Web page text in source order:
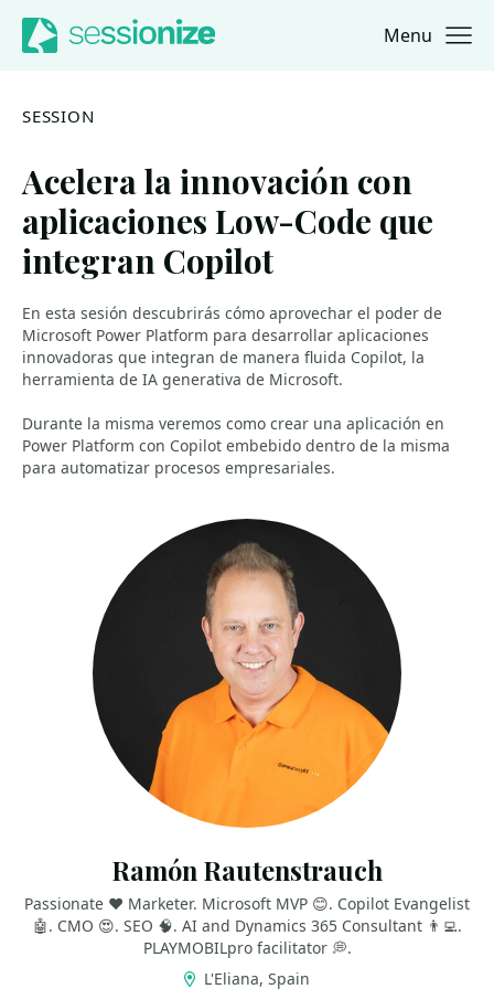
Jump to navigation
Jump to content Menu
SESSION
Acelera la innovación con
aplicaciones Low-Code que
integran Copilot
En esta sesión descubrirás cómo aprovechar el poder de
Microsoft Power Platform para desarrollar aplicaciones
innovadoras que integran de manera fluida Copilot, la
herramienta de IA generativa de Microsoft.
Durante la misma veremos como crear una aplicación en
Power Platform con Copilot embebido dentro de la misma
para automatizar procesos empresariales.
Ramón Rautenstrauch
Passionate ❤ Marketer. Microsoft MVP 😊. Copilot Evangelist
🤖. CMO 😍. SEO 🧠. AI and Dynamics 365 Consultant 👨‍💻.
PLAYMOBILpro facilitator 💭.
L'Eliana, Spain